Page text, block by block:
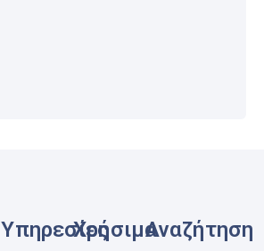
ΥπηρεσίεςΧρήσιμαΑναζήτηση